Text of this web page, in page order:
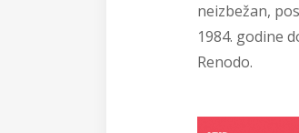
neizbežan,
1984. godine
Renodo.